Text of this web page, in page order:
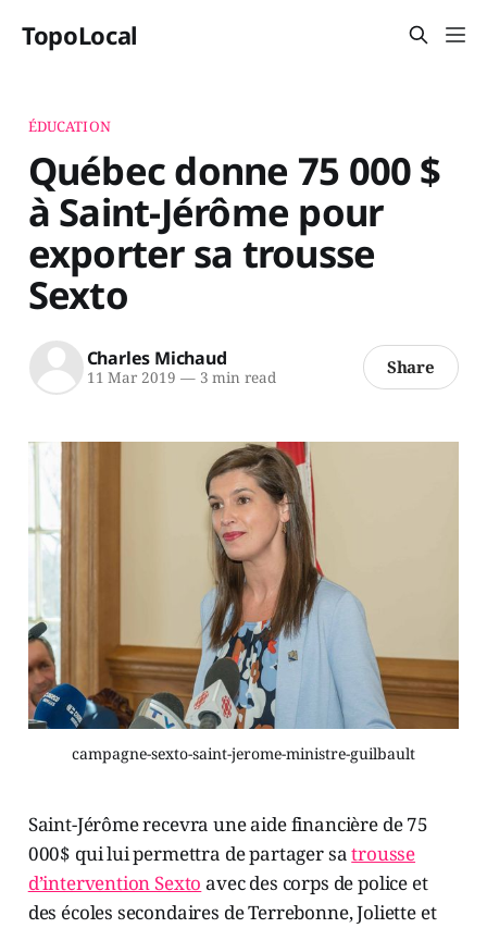
TopoLocal
ÉDUCATION
Québec donne 75 000 $
à Saint-Jérôme pour
exporter sa trousse
Sexto
Charles Michaud
11 Mar 2019 —3 min read Share
campagne-sexto-saint-jerome-ministre-guilbault
Saint-Jérôme recevra une aide financière de 75
000$ qui lui permettra de partager satrousse
d’intervention Sexto avec des corps de police et
des écoles secondaires de Terrebonne, Joliette et